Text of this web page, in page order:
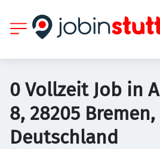
0 Vollzeit Job in
8, 28205 Bremen,
Deutschland